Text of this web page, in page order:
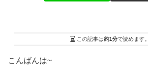
この記事は約1分で読めます。
こんばんは~